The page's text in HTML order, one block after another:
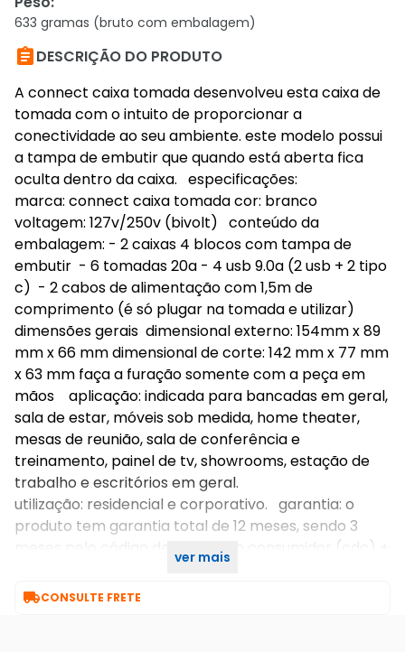
633 gramas (bruto com embalagem)
DESCRIÇÃO DO PRODUTO
A connect caixa tomada desenvolveu esta caixa de
tomada com o intuito de proporcionar a
conectividade ao seu ambiente. este modelo possui
a tampa de embutir que quando está aberta fica
oculta dentro da caixa. especificações:
marca: connect caixa tomada cor: branco
voltagem: 127v/250v (bivolt) conteúdo da
embalagem: - 2 caixas 4 blocos com tampa de
embutir - 6 tomadas 20a - 4 usb 9.0a (2 usb + 2 tipo
c) - 2 cabos de alimentação com 1,5m de
comprimento (é só plugar na tomada e utilizar)
dimensões gerais dimensional externo: 154mm x 89
mm x 66 mm dimensional de corte: 142 mm x 77 mm
x 63 mm faça a furação somente com a peça em
mãos aplicação: indicada para bancadas em geral,
sala de estar, móveis sob medida, home theater,
mesas de reunião, sala de conferência e
treinamento, painel de tv, showrooms, estação de
trabalho e escritórios em geral.
utilização: residencial e corporativo. garantia: o
produto tem garantia total de 12 meses, sendo 3
meses pelo código de defesa do consumidor (cdc) +
ver mais
CONSULTE FRETE